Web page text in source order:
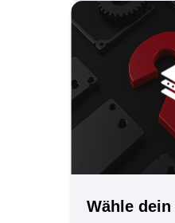
Wähle dein